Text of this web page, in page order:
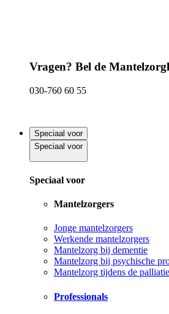
Vragen? Bel de
030-760 60 55
Speciaal voor
Speciaal voor
Speciaal voor
Mantelzorgers
Jonge mantelzorgers
Werkende mantelzorgers
Mantelzorg bij dementie
Mantelzorg bij psychische
Mantelzorg tijdens de
Professionals